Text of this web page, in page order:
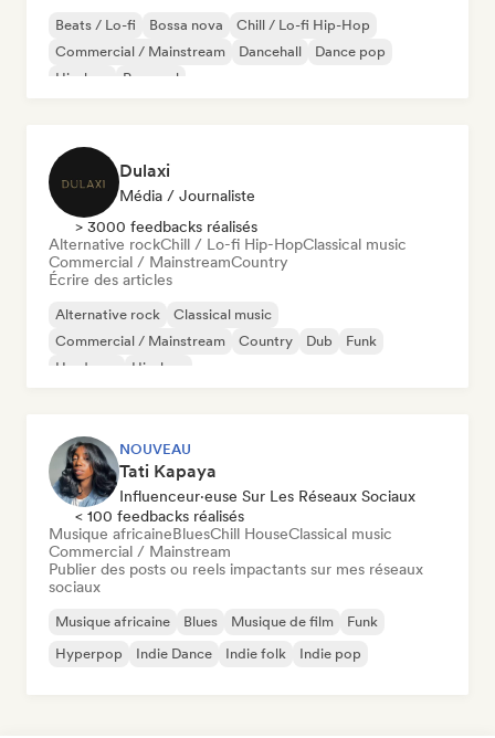
Beats / Lo-fi Bossa nova
Chill / Lo-fi Hip-Hop
Commercial / Mainstream
Dancehall
Dance pop
Hip-hop
Pop soul
Dulaxi
Média / Journaliste
> 3000 feedbacks réalisés
Alternative rockChill / Lo-fi Hip-HopClassical music
Commercial / MainstreamCountry
Écrire des articles
Alternative rock
Classical music
Commercial / Mainstream
Country Dub
Funk
Hardcore
Hip-hop
NOUVEAU
Tati Kapaya
Influenceur·euse Sur Les Réseaux Sociaux
< 100 feedbacks réalisés
Musique africaineBluesChill HouseClassical music
Commercial / Mainstream
Publier des posts ou reels impactants sur mes réseaux
sociaux
Musique africaine Blues Musique de film
Funk
Hyperpop
Indie Dance Indie folk Indie pop